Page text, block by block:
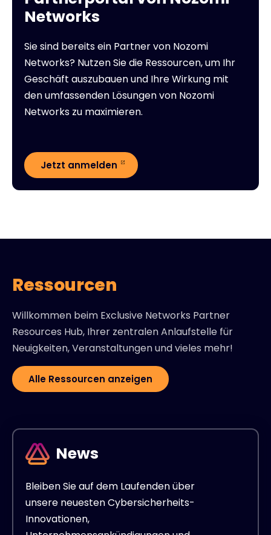
Networks
Sie sind bereits ein Partner von Nozomi
Networks? Nutzen Sie die Ressourcen, um Ihr
Geschäft auszubauen und Ihre Wirkung mit
den umfassenden Lösungen von Nozomi
Networks zu maximieren.
Jetzt anmelden
Ressourcen
Willkommen beim Exclusive Networks Partner
Resources Hub, Ihrer zentralen Anlaufstelle für
Neuigkeiten, Veranstaltungen und vieles mehr!
Alle Ressourcen anzeigen
News
Bleiben Sie auf dem Laufenden über
unsere neuesten Cybersicherheits-
Innovationen,